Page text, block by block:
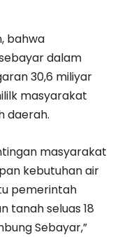
bahwa
dalam
30,6 miliyar
masyarakat
daerah.
masyarakat
kebutuhan air
pemerintah
tanah seluas 18
Sebayar,”